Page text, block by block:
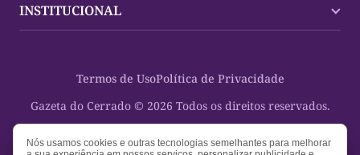
Mundo
Oportunidades
Cultura
Saúde
Educação
Policial
Planeta Vivo
Espaço Cidadania
Turistando Gazeta
Nosso Direito
INSTITUCIONAL
Gazeta do Cerrado © 2026 Todos os direitos reservados.
Termos de UsoPolítica de Privacidade
Nós usamos cookies e outras tecnologias semelhantes para melhorar